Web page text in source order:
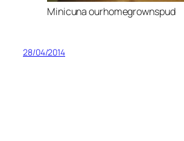
Minicuna ourhomegrownspud
28/04/2014